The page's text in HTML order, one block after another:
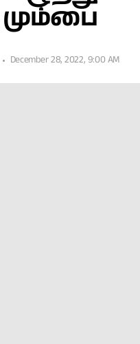
December 28, 2022, 9:00 AM